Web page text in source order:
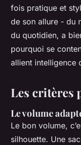
fois pratique et
de son allure - du
du quotidien, a
pourquoi se
allient intelligence
Les critères
Le volume
Le bon volume,
silhouette. Une